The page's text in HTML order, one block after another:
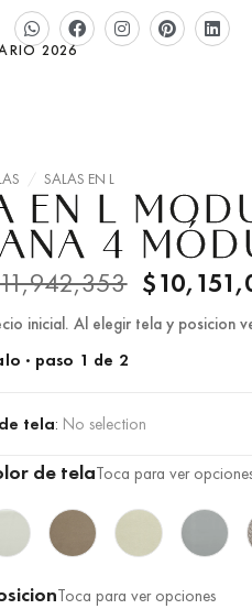
2026
/ SALAS EN L
EN L
4
11,942,353 $
inicial. Al elegir tela y posicion
· paso 1 de 2
tela: No selection
de telaToca para ver
Toca para ver opciones